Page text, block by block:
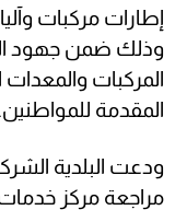
وذلك ضمن جهود
المركبات
المقدمة للمواطنين.
ودعت البلدية
مراجعة مركز